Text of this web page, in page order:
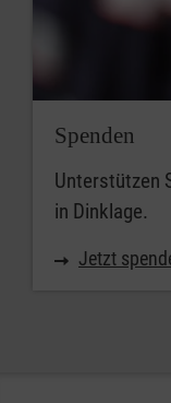
Spenden
Unterstützen
in Dinklage.
Jetzt